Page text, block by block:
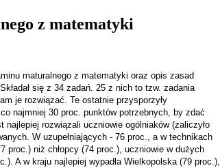
z matematyki
maturalnego z matematyki oraz opis zasad
się z 34 zadań. 25 z nich to tzw. zadania
je rozwiązać. Te ostatnie przysporzyły
najmniej 30 proc. punktów potrzebnych, by zdać
rozwiązali uczniowie ogólniaków (zaliczyło
W uzupełniających - 76 proc., a w technikach
proc.) niż chłopcy (74 proc.), uczniowie w dużych
A w kraju najlepiej wypadła Wielkopolska (79 proc.),